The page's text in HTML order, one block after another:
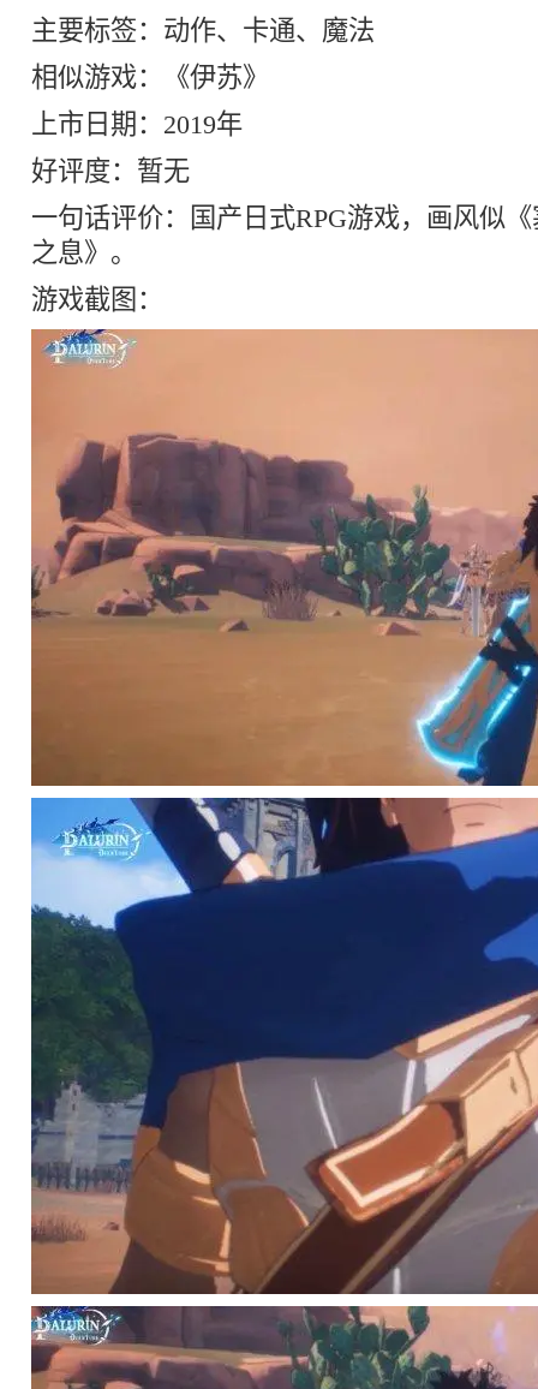
主要标签：动作、卡通、魔法
相似游戏：《伊苏》
上市日期：2019年
好评度：暂无
一句话评价：国产日式RPG游戏，画风似
之息》。
游戏截图：